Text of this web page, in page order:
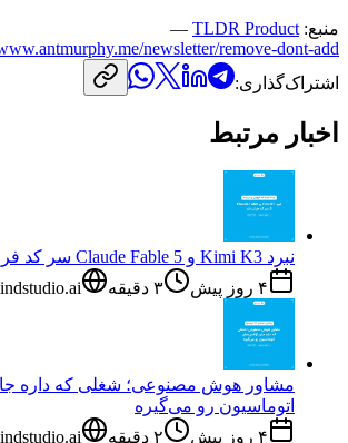
منبع: TLDR Product
—
newsletter/remove-dont-add
اشتراک‌گذاری:
اخبار مرتبط
نبرد Kimi K3 و Claude Fable 5 سر کد فرانت‌اند
۴ روز پیش
۳ دقیقه
مشاور هوش مصنوعی؛ شغلی که داره
اتوماسیون رو می‌گیره
۴ روز پیش
۲ دقیقه